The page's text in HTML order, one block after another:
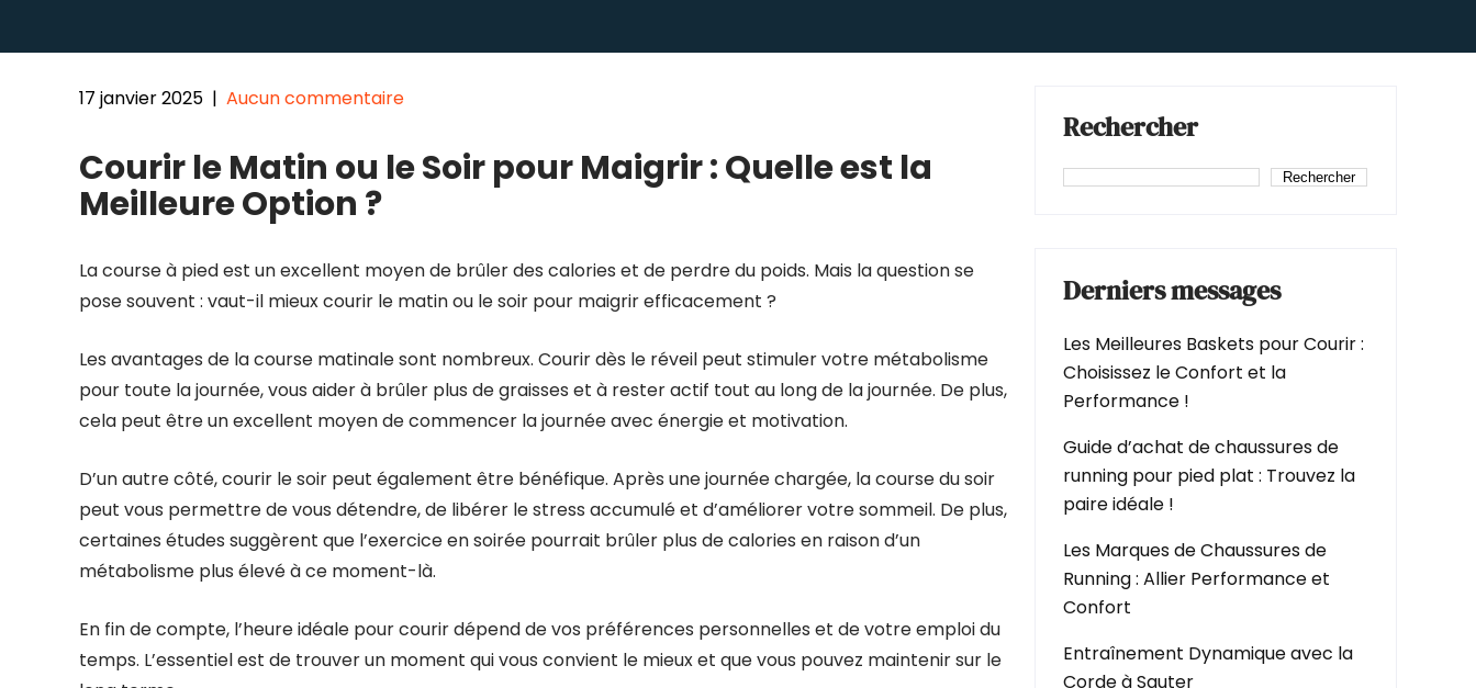
17 janvier 2025 | Aucun commentaire
Courir le Matin ou le Soir pour Maigrir : Quelle est la
Meilleure Option ?
La course à pied est un excellent moyen de brûler des calories et de perdre du poids. Mais la question se
pose souvent : vaut-il mieux courir le matin ou le soir pour maigrir efficacement ?
Les avantages de la course matinale sont nombreux. Courir dès le réveil peut stimuler votre métabolisme
pour toute la journée, vous aider à brûler plus de graisses et à rester actif tout au long de la journée. De plus,
cela peut être un excellent moyen de commencer la journée avec énergie et motivation.
D’un autre côté, courir le soir peut également être bénéfique. Après une journée chargée, la course du soir
peut vous permettre de vous détendre, de libérer le stress accumulé et d’améliorer votre sommeil. De plus,
certaines études suggèrent que l’exercice en soirée pourrait brûler plus de calories en raison d’un
métabolisme plus élevé à ce moment-là.
En fin de compte, l’heure idéale pour courir dépend de vos préférences personnelles et de votre emploi du
temps. L’essentiel est de trouver un moment qui vous convient le mieux et que vous pouvez maintenir sur le
Rechercher
Rechercher
Derniers messages
Les Meilleures Baskets pour Courir :
Choisissez le Confort et la
Performance !
Guide d’achat de chaussures de
running pour pied plat : Trouvez la
paire idéale !
Les Marques de Chaussures de
Running : Allier Performance et
Confort
Entraînement Dynamique avec la
Corde à Sauter